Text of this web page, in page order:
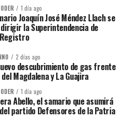
1 día ago
Joaquín José Méndez Llach se
la Superintendencia de
2 días ago
descubrimiento de gas frente
Magdalena y La Guajira
1 día ago
Abello, el samario que asumirá
partido Defensores de la Patria